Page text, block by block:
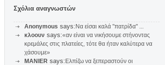
Σχόλια αναγνωστών
Anonymous says: Να είσαι καλά "πατρίδα" ...
κλοουν says:«αν είναι να νικήσουμε στήνοντας
κρεμάλες στις πλατείες, τότε θα ήταν καλύτερα να
χάσουμε»
MANIER says: Ελπίζω να ξεπεραστούν οι